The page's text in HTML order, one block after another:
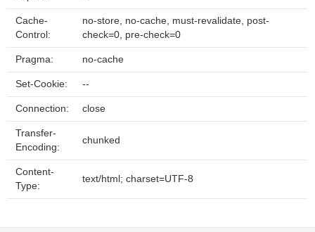
Cache-
Control:
no-store, no-cache, must-revalidate, post-
check=0, pre-check=0
Pragma: no-cache
Set-Cookie: --
Connection: close
Transfer-
Encoding:
chunked
Content-
Type:
text/html; charset=UTF-8